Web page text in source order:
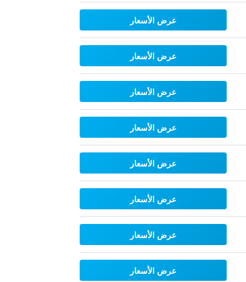
عرض الأسعار
عرض الأسعار
عرض الأسعار
عرض الأسعار
عرض الأسعار
عرض الأسعار
عرض الأسعار
عرض الأسعار